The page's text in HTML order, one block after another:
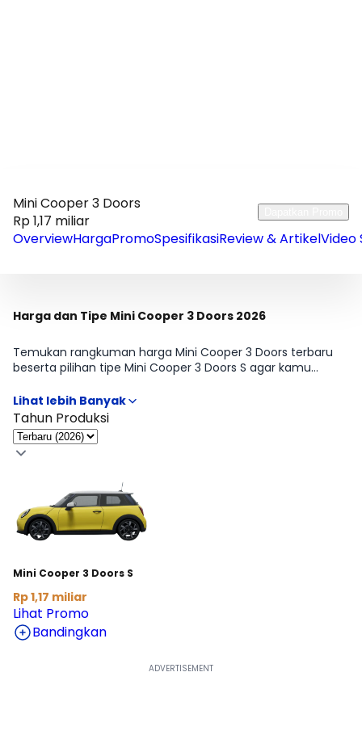
Mini Cooper 3 Doors
Rp 1,17 miliar
OverviewHargaPromoSpesifikasiReview & ArtikelVideo
Harga dan Tipe Mini Cooper 3 Doors 2026
Temukan rangkuman harga Mini Cooper 3 Doors terbaru
beserta pilihan tipe Mini Cooper 3 Doors S agar kamu
sertakan informasi OTR lintas kota serta opsi cicilan supaya
proses memilih tipe Mini Cooper 3 Doors paling pas jadi
lebih cepat. Butuh rincian tabel per varian? Lanjut ke
halaman Harga & Varian.
Tahun Produksi
Mini Cooper 3 Doors S
Rp 1,17 miliar
Lihat Promo
Bandingkan